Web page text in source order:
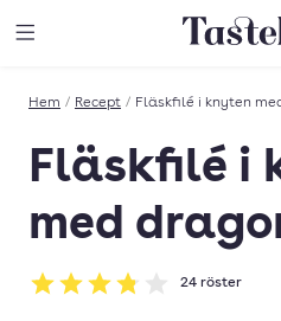
Till
Hem / Recept / Fläskfilé i knyten
Fläskfilé i
med
Betyg: 3.79 av 5
24 röster